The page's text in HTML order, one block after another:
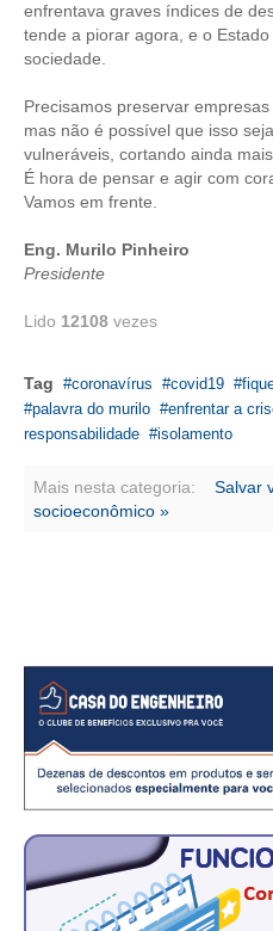
RES 1.002/2002 – CÓDIGO DE
HOMOLOGAÇÕES
PISO SALARIAL
FIQUE POR DENTRO
OPORTUNIDADES
APRESENTAÇÃO
AUTÔNOMOS E SERVIÇOS
GUIA DAS ENGENHARIAS
SEESP EDUCAÇÃO
PLATAFORMAS GRATUITAS
BENEFÍCIOS
APOSENTADORIA
CONVÊNIOS
enfrentava graves índices de
tende a piorar agora, e o
sociedade.
Precisamos preservar
mas não é possível que isso
vulneráveis, cortando ainda
É hora de pensar e agir com
Vamos em frente.
Eng. Murilo Pinheiro
Presidente
Lido 12108 vezes
Tag coronavírus covid19
palavra do murilo
enfrentar a
responsabilidade
isolamento
Mais nesta categoria:
Salvar
socioeconômico »